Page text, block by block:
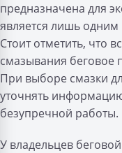
предназначена для
является лишь
Стоит отметить, что
смазывания беговое
При выборе смазки
уточнять
безупречной работы.
У владельцев